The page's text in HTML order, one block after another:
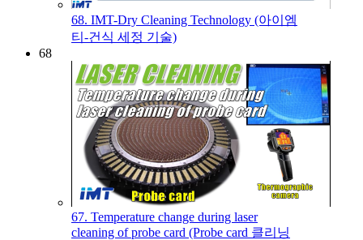
68. IMT-Dry Cleaning Technology (아이엠
티-건식 세정 기술)
68
67. Temperature change during laser
cleaning of probe card (Probe card 클리닝